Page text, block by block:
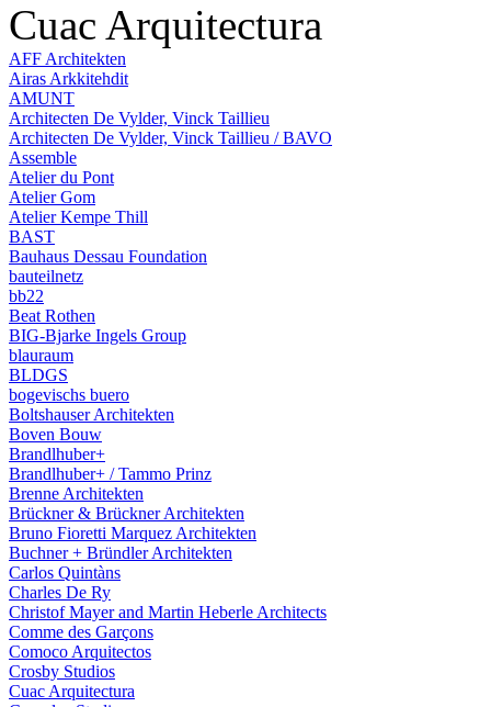
Cuac Arquitectura
AFF Architekten
Airas Arkkitehdit
AMUNT
Architecten De Vylder, Vinck Taillieu
Architecten De Vylder, Vinck Taillieu / BAVO
Assemble
Atelier du Pont
Atelier Gom
Atelier Kempe Thill
BAST
Bauhaus Dessau Foundation
bauteilnetz
bb22
Beat Rothen
BIG-Bjarke Ingels Group
blauraum
BLDGS
bogevischs buero
Boltshauser Architekten
Boven Bouw
Brandlhuber+
Brandlhuber+ / Tammo Prinz
Brenne Architekten
Brückner & Brückner Architekten
Bruno Fioretti Marquez Architekten
Buchner + Bründler Architekten
Carlos Quintàns
Charles De Ry
Christof Mayer and Martin Heberle Architects
Comme des Garçons
Comoco Arquitectos
Crosby Studios
Cuac Arquitectura